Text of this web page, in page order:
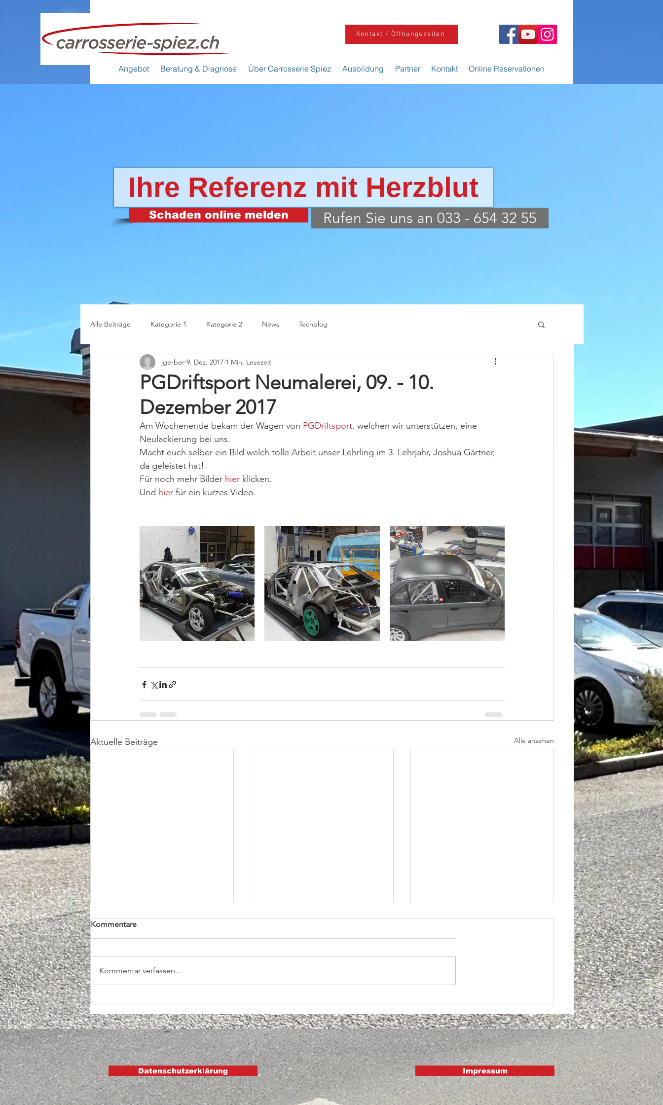
Angebot Beratung & Diagnose Über Carrosserie Spiez Ausbildung Partner Kontakt Online Reservationen
Kontakt / Öffnungszeiten
Ihre Referenz mit Herzblut
Schaden online melden Rufen Sie uns an 033 - 654 32 55
Alle Beiträge Kategorie 1 Kategorie 2 News Techblog
PGDriftsport Neumalerei, 09. - 10.
Dezember 2017
jgerber 9. Dez. 2017 1 Min. Lesezeit
Am Wochenende bekam der Wagen von PGDriftsport, welchen wir unterstützen, eine
Neulackierung bei uns.
Macht euch selber ein Bild welch tolle Arbeit unser Lehrling im 3. Lehrjahr, Joshua Gärtner,
da geleistet hat!
Für noch mehr Bilder hier klicken.
Und hier für ein kurzes Video.
Aktuelle Beiträge Alle ansehen
Oberland
Kommentare
Kommentar verfassen...
Datenschutzerklärung Impressum